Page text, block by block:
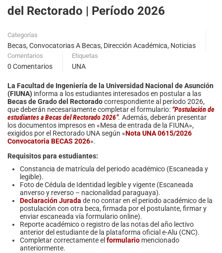
del Rectorado | Período 2026
Categorías
Becas, Convocatorias A Becas, Dirección Académica, Noticias
Comentarios
0 Comentarios
Etiquetas
UNA
La Facultad de Ingeniería de la Universidad Nacional de Asunción
(FIUNA) informa a los estudiantes interesados en postular a las
Becas de Grado del Rectoradocorrespondiente al período 2026,
que deberán necesariamente completar el formulario: “Postulación de
estudiantes a Becas del Rectorado 2026”. Además, deberán presentar
los documentos impresos en «Mesa de entrada de la FIUNA»,
exigidos por el Rectorado UNA según «Nota UNA 0615/2026
Convocatoria BECAS 2026».
Requisitos para estudiantes:
Constancia de matrícula del periodo académico (Escaneada y
legible).
Foto de Cédula de Identidad legible y vigente (Escaneada
anverso y reverso – nacionalidad paraguaya).
Declaración Jurada de no contar en el periodo académico de la
postulación con otra beca, firmada por el postulante, firmar y
enviar escaneada vía formulario online).
Reporte académico o registro de las notas del año lectivo
anterior del estudiante de la plataforma oficial e-Alu (CNC).
Completar correctamente el formulario mencionado
anteriormente.